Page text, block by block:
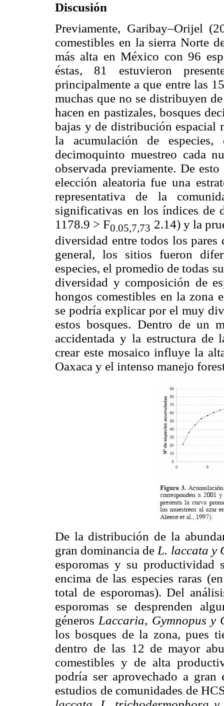
Discusión
Previamente, Garibay–Orijel
comestibles en la sierra Norte
más alta en México con 96
éstas, 81 estuvieron
principalmente a que entre las
muchas que no se distribuyen
hacen en pastizales, bosques
bajas y de distribución
la acumulación de
decimoquinto muestreo cada
observada previamente. De
elección aleatoria fue una
representativa de la
significativas en los índices de
1178.9 > F0.05,7,73 2.14) y la
diversidad entre todos los
general, los sitios fueron
especies, el promedio de todas
diversidad y composición de
hongos comestibles en la zona
se podría explicar por el muy
estos bosques. Dentro de un
accidentada y la estructura de
crear este mosaico influye la
Oaxaca y el intenso manejo
De la distribución de la
gran dominancia de L. laccata y
esporomas y su productividad
encima de las especies raras
total de esporomas). Del
esporomas se desprenden
géneros Laccaria, Gymnopus y
los bosques de la zona, pues
dentro de las 12 de mayor
comestibles y de alta
podría ser aprovechado a gran
estudios de comunidades de